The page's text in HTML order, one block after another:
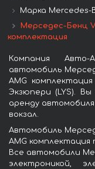
Марка Mercedes-
Мерседес-Бенц
комплектация
Компания
автомобиль
AMG
Экзюпери (LYS).
аренду
вокзал.
Автомобиль
AMG комплектация
Все автомобили
электроникой,